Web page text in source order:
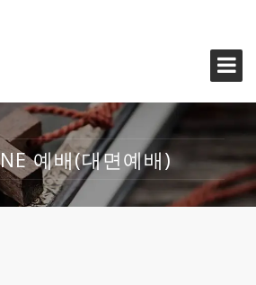
예배(대면예배)